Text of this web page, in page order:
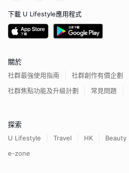
下載 U Lifestyle應用程式
關於
社群最強使用指南
社群創作有價企劃
社群焦點功能及升級計劃
常見問題
探索
U Lifestyle Travel HK Beauty
e-zone